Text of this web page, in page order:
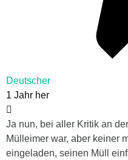
Deutscher
1 Jahr her
Ja nun, bei aller Kritik an
Mülleimer war, aber keiner
eingeladen, seinen Müll